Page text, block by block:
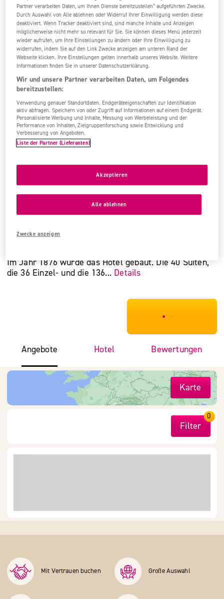
99% 4,8/6 44 Bew.
Gehobene Kategorie
Im Jahr 1876 wurde das Hotel gebaut. Die 40 Suiten,
die 36 Einzel- und die 136... Details
***************
Angebote Hotel Bewertungen
Karte
Filter
0
Mit Vertrauen buchen Große Auswahl
Partner verarbeiten Daten, um Ihnen Dienste bereitzustellen“ aufgeführten Zwecke.
Durch Auswahl von Alle ablehnen oder Widerruf Ihrer Einwilligung werden diese
deaktiviert. Wenn Tracker deaktiviert sind, sind manche Inhalte und Anzeigen
möglicherweise nicht mehr so relevant für Sie. Sie können dieses Menü jederzeit
wieder aufrufen, um Ihre Einstellungen zu ändern oder Ihre Einwilligung zu
widerrufen, indem Sie auf den Link Zwecke anzeigen am unteren Rand der
Webseite klicken. Ihre Einstellungen gelten innerhalb unseres Website. Weitere
Informationen finden Sie in unserer Datenschutzerklärung.
Wir und unsere Partner verarbeiten Daten, um Folgendes
bereitzustellen:
Verwendung genauer Standortdaten. Endgeräteeigenschaften zur Identifikation
aktiv abfragen. Speichern von oder Zugriff auf Informationen auf einem Endgerät.
Personalisierte Werbung und Inhalte, Messung von Werbeleistung und der
Performance von Inhalten, Zielgruppenforschung sowie Entwicklung und
Verbesserung von Angeboten.
Liste der Partner (Lieferanten)
Zwecke anzeigen
Alle ablehnen
Akzeptieren